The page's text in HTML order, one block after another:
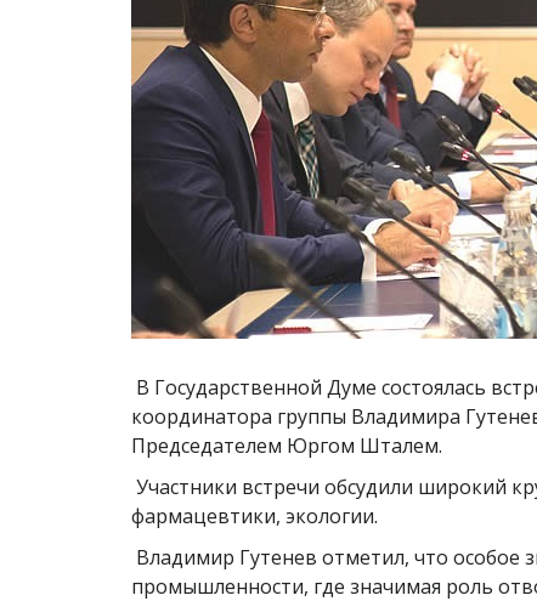
В Государственной Думе состоялась
координатора группы Владимира
Председателем Юргом Шталем.
Участники встречи обсудили широкий
фармацевтики, экологии.
Владимир Гутенев отметил, что особое
промышленности, где значимая роль